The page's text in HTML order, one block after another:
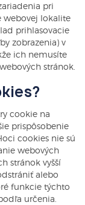
pri
webovej lokalite
prihlasovacie
zobrazenia) v
ich nemusíte
stránok.
cookie na
prispôsobenie
cookies nie sú
webových
stránok vyšší
alebo
funkcie týchto
určenia.